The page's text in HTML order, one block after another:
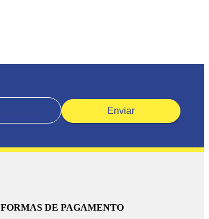
Enviar
FORMAS DE PAGAMENTO